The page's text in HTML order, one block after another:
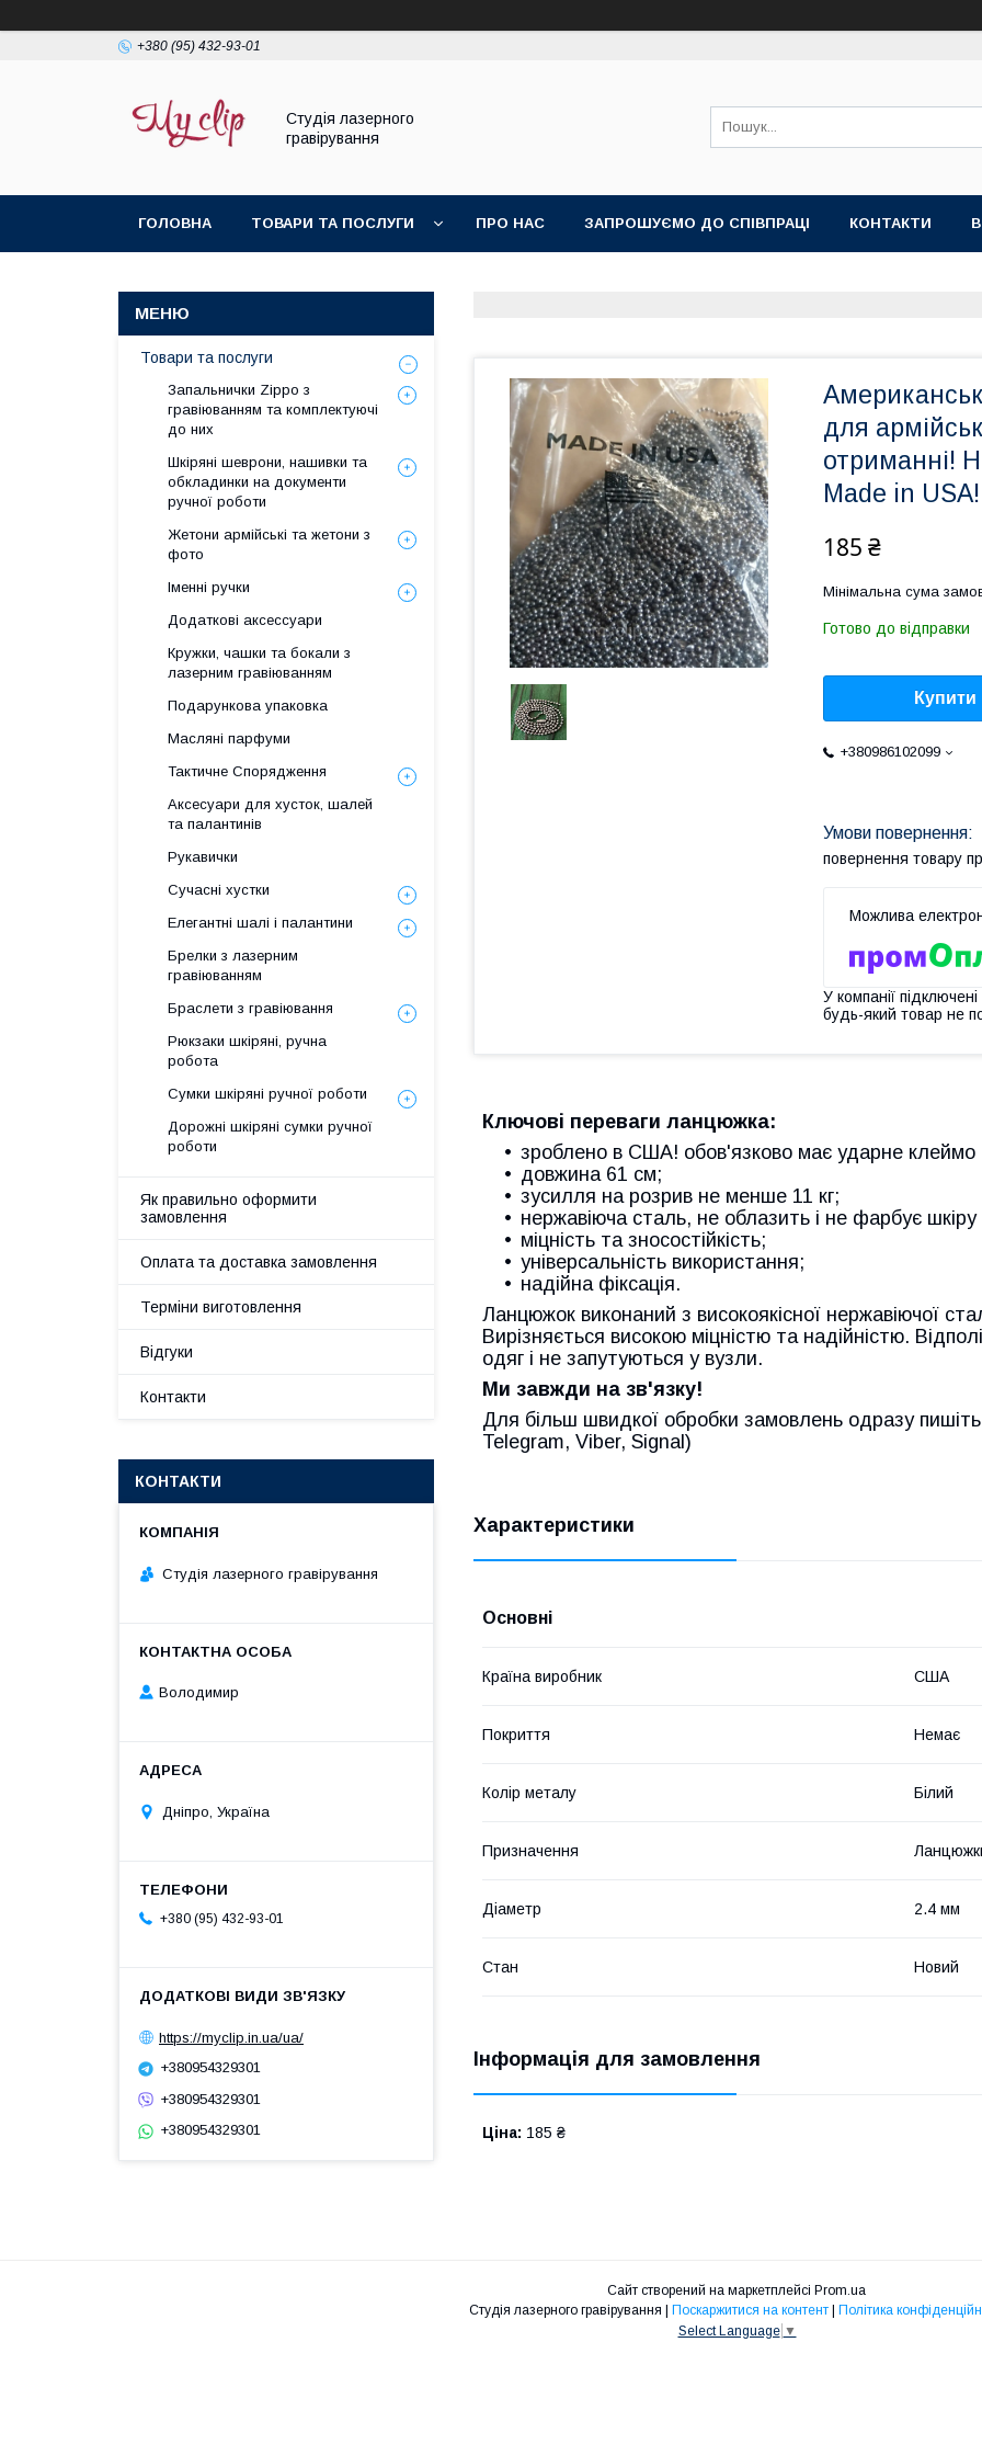
+380 (95) 432-93-01
Студія лазерного
гравірування
ГОЛОВНА ТОВАРИ ТА ПОСЛУГИ ПРО НАС ЗАПРОШУЄМО ДО СПІВПРАЦІ КОНТАКТИ
для
отриманні!
Made in USA!
185 ₴
Мінімальна сума
Готово до відправки
Купити
+380986102099
повернення товару
У компанії
будь-який товар не
Ключові переваги ланцюжка:
зроблено в США! обов'язково має ударне клеймо
довжина 61 см;
зусилля на розрив не менше 11 кг;
нержавіюча сталь, не облазить і не фарбує
міцність та зносостійкість;
універсальність використання;
надійна фіксація.
Ланцюжок виконаний з високоякісної нержавіючої
Вирізняється високою міцністю та надійністю.
одяг і не запутуються у вузли.
Ми завжди на зв'язку!
Для більш швидкої обробки замовлень одразу
Telegram, Viber, Signal)
Характеристики
Основні
Країна виробник США
Покриття Немає
Колір металу Білий
Призначення
Діаметр 2.4 мм
Стан Новий
Інформація для замовлення
Ціна: 185 ₴
Товари та послуги
Запальнички Zippo з
гравіюванням та комплектуючі
до них
Шкіряні шеврони, нашивки та
обкладинки на документи
ручної роботи
Жетони армійські та жетони з
фото
Іменні ручки
Додаткові аксессуари
Кружки, чашки та бокали з
лазерним гравіюванням
Подарункова упаковка
Масляні парфуми
Тактичне Спорядження
Аксесуари для хусток, шалей
та палантинів
Рукавички
Сучасні хустки
Елегантні шалі і палантини
Брелки з лазерним
гравіюванням
Браслети з гравіювання
Рюкзаки шкіряні, ручна
робота
Сумки шкіряні ручної роботи
Дорожні шкіряні сумки ручної
роботи
Як правильно оформити
замовлення
Оплата та доставка замовлення
Терміни виготовлення
Відгуки
Контакти
КОНТАКТИ
Студія лазерного гравірування
Володимир
Дніпро, Україна
+380 (95) 432-93-01
https://myclip.in.ua/ua/
+380954329301
+380954329301
+380954329301
Сайт створений на маркетплейсі Prom.ua
Поскаржитися на контент
Політика
Select Language ▼